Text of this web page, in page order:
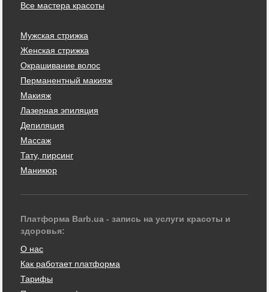
Все мастера красоты
Мужская стрижка
Женская стрижка
Окрашивание волос
Перманентный макияж
Макияж
Лазерная эпиляция
Депиляция
Массаж
Тату, пирсинг
Маникюр
Платформа Barb.ua - запись на услуги красоты и
здоровья:
О нас
Как работает платформа
Тарифы